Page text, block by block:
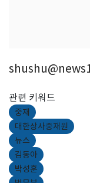
관련 키워드
중재
대한상사중재원
뉴스
김동아
박성훈